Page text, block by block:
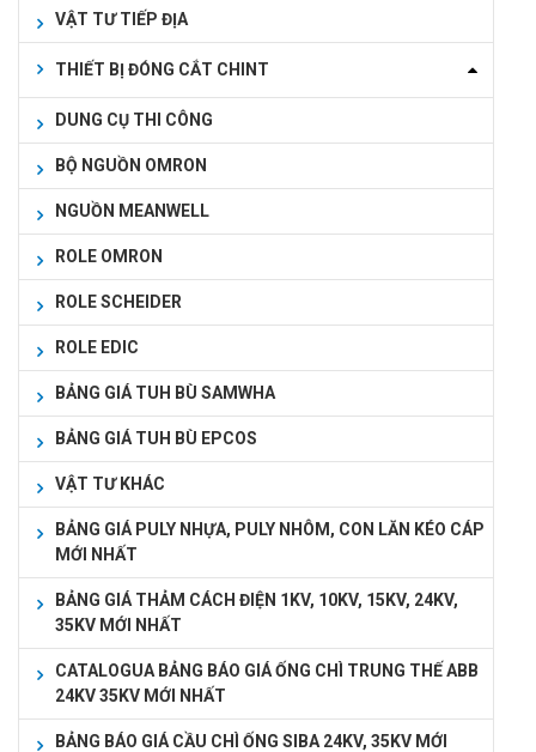
VẬT TƯ TIẾP ĐỊA
THIẾT BỊ ĐÓNG CẮT CHINT
DUNG CỤ THI CÔNG
BỘ NGUỒN OMRON
NGUỒN MEANWELL
ROLE OMRON
ROLE SCHEIDER
ROLE EDIC
BẢNG GIÁ TUH BÙ SAMWHA
BẢNG GIÁ TUH BÙ EPCOS
VẬT TƯ KHÁC
BẢNG GIÁ PULY NHỰA, PULY NHÔM, CON LĂN KÉO CÁP
MỚI NHẤT
BẢNG GIÁ THẢM CÁCH ĐIỆN 1KV, 10KV, 15KV, 24KV,
35KV MỚI NHẤT
CATALOGUA BẢNG BÁO GIÁ ỐNG CHÌ TRUNG THẾ ABB
24KV 35KV MỚI NHẤT
BẢNG BÁO GIÁ CẦU CHÌ ỐNG SIBA 24KV, 35KV MỚI